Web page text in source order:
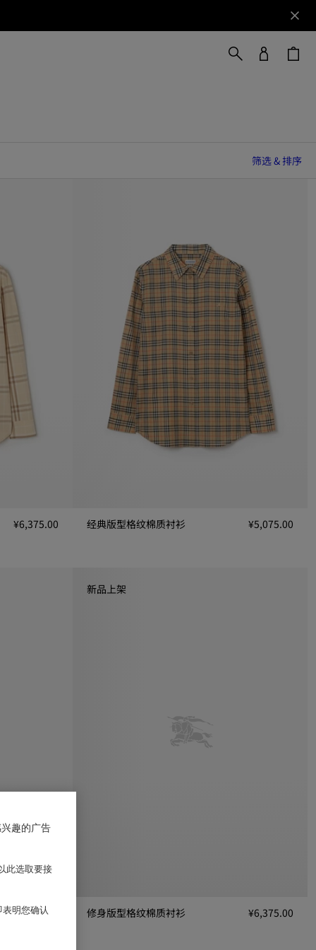
筛选 & 排序
¥6,375.00 经典版型格纹棉质衬衫
¥5,075.00
¥6,675.00
新品上架
修身版型格纹棉质衬衫
¥6,375.00
趣的广告
此选取要接
明您确认